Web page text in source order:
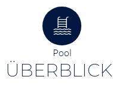
Pool
ÜBERBLICK